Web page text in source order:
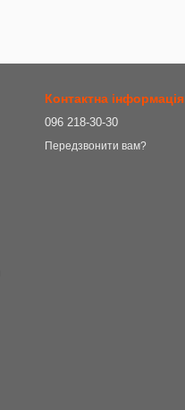
Контактна інформація
096 218-30-30
Передзвонити вам?